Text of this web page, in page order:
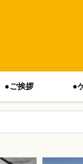
●ご挨拶 ●